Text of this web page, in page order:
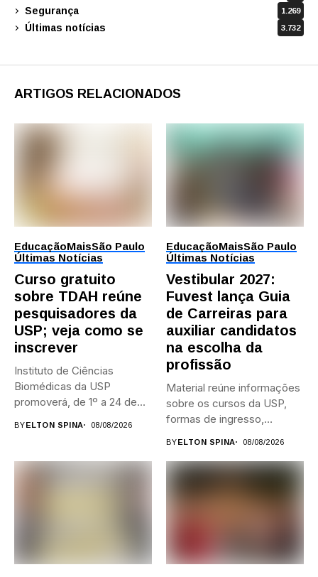
Segurança 1.269
Últimas notícias 3.732
ARTIGOS RELACIONADOS
EducaçãoMaisSão Paulo
Últimas Notícias
Curso gratuito
sobre TDAH reúne
pesquisadores da
USP; veja como se
inscrever
Instituto de Ciências
Biomédicas da USP
promoverá, de 1º a 24 de...
BYELTON SPINA 08/08/2026
EducaçãoMaisSão Paulo
Últimas Notícias
Vestibular 2027:
Fuvest lança Guia
de Carreiras para
auxiliar candidatos
na escolha da
profissão
Material reúne informações
sobre os cursos da USP,
formas de ingresso,
BYELTON SPINA 08/08/2026